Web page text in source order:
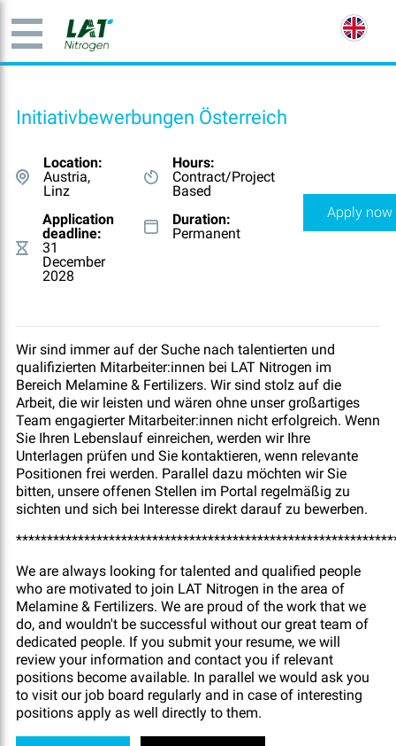
Initiativbewerbungen Österreich
Location:
Austria,
Linz
Application
deadline:
31
December
2028
Hours:
Contract/Project
Based
Duration:
Permanent
Apply now
Wir sind immer auf der Suche nach talentierten und
qualifizierten Mitarbeiter:innen bei LAT Nitrogen im
Bereich Melamine & Fertilizers. Wir sind stolz auf die
Arbeit, die wir leisten und wären ohne unser großartiges
Team engagierter Mitarbeiter:innen nicht erfolgreich. Wenn
Sie Ihren Lebenslauf einreichen, werden wir Ihre
Unterlagen prüfen und Sie kontaktieren, wenn relevante
Positionen frei werden. Parallel dazu möchten wir Sie
bitten, unsere offenen Stellen im Portal regelmäßig zu
sichten und sich bei Interesse direkt darauf zu bewerben.
We are always looking for talented and qualified people
who are motivated to join LAT Nitrogen in the area of
Melamine & Fertilizers. We are proud of the work that we
do, and wouldn't be successful without our great team of
dedicated people. If you submit your resume, we will
review your information and contact you if relevant
positions become available. In parallel we would ask you
to visit our job board regularly and in case of interesting
positions apply as well directly to them.